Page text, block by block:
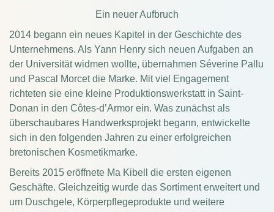
Ein neuer Aufbruch
2014 begann ein neues Kapitel in der Geschichte des
Unternehmens. Als Yann Henry sich neuen Aufgaben an
der Universität widmen wollte, übernahmen Séverine Pallu
und Pascal Morcet die Marke. Mit viel Engagement
richteten sie eine kleine Produktionswerkstatt in Saint-
Donan in den Côtes-d’Armor ein. Was zunächst als
überschaubares Handwerksprojekt begann, entwickelte
sich in den folgenden Jahren zu einer erfolgreichen
bretonischen Kosmetikmarke.
Bereits 2015 eröffnete Ma Kibell die ersten eigenen
Geschäfte. Gleichzeitig wurde das Sortiment erweitert und
um Duschgele, Körperpflegeprodukte und weitere